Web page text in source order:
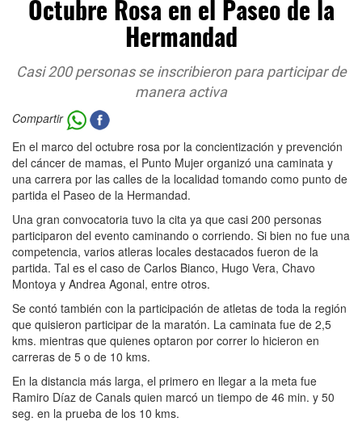
Octubre Rosa en el Paseo de la
Hermandad
Casi 200 personas se inscribieron para participar de
manera activa
Compartir
En el marco del octubre rosa por la concientización y prevención
del cáncer de mamas, el Punto Mujer organizó una caminata y
una carrera por las calles de la localidad tomando como punto de
partida el Paseo de la Hermandad.
Una gran convocatoria tuvo la cita ya que casi 200 personas
participaron del evento caminando o corriendo. Si bien no fue una
competencia, varios atleras locales destacados fueron de la
partida. Tal es el caso de Carlos Bianco, Hugo Vera, Chavo
Montoya y Andrea Agonal, entre otros.
Se contó también con la participación de atletas de toda la región
que quisieron participar de la maratón. La caminata fue de 2,5
kms. mientras que quienes optaron por correr lo hicieron en
carreras de 5 o de 10 kms.
En la distancia más larga, el primero en llegar a la meta fue
Ramiro Díaz de Canals quien marcó un tiempo de 46 min. y 50
seg. en la prueba de los 10 kms.